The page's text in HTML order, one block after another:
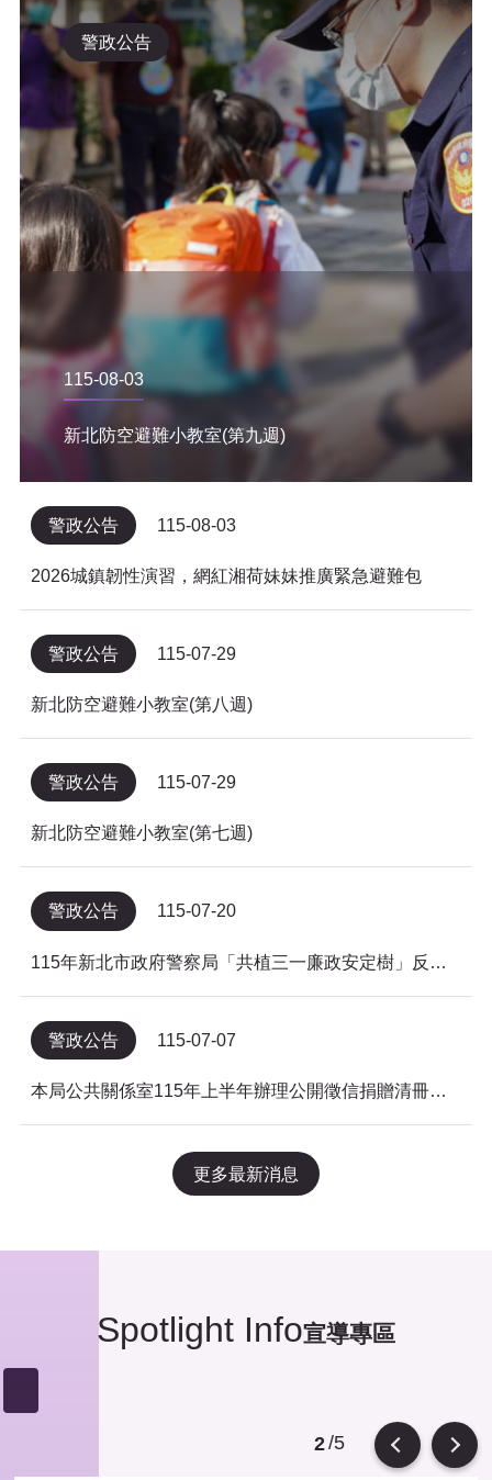
警政公告
115-08-03
新北防空避難小教室(第九週)
警政公告 115-08-03
2026城鎮韌性演習，網紅湘荷妹妹推廣緊急避難包
警政公告 115-07-29
新北防空避難小教室(第八週)
警政公告 115-07-29
新北防空避難小教室(第七週)
警政公告 115-07-20
115年新北市政府警察局「共植三一廉政安定樹」反貪倡廉有獎徵答得獎名單公告
警政公告 115-07-07
本局公共關係室115年上半年辦理公開徵信捐贈清冊及明細表，依公益勸募條例公告。
更多最新消息
Spotlight Info宣導專區
2/5